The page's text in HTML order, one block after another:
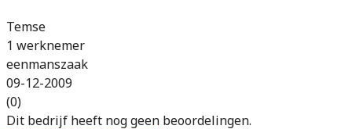
Temse
1 werknemer
eenmanszaak
09-12-2009
(0)
Dit bedrijf heeft nog geen beoordelingen.